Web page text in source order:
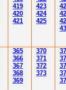
419
420
421
423
424
425
365
366
367
368
369
370
371
372
373
37
37
37